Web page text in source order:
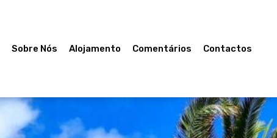
Sobre Nós Alojamento Comentários Contactos